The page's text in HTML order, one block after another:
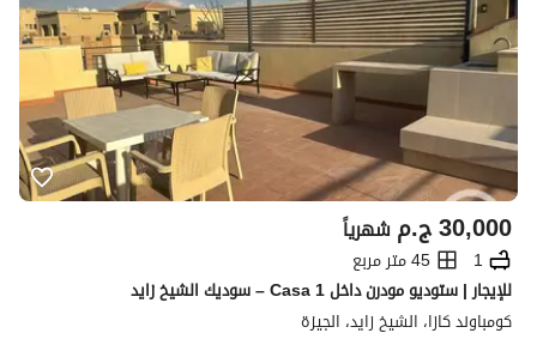
ج.م30,000 شهرياً
1
45 متر مربع
للإيجار | ستوديو مودرن داخل Casa 1 – سوديك الشيخ زايد
كومباوند كازا، الشيخ زايد، الجيزة